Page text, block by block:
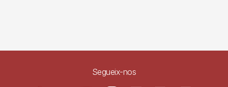
Segueix-nos